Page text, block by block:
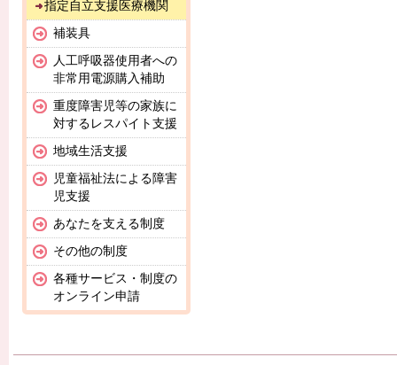
指定自立支援医療機関
補装具
人工呼吸器使用者への
非常用電源購入補助
重度障害児等の家族に
対するレスパイト支援
地域生活支援
児童福祉法による障害
児支援
あなたを支える制度
その他の制度
各種サービス・制度の
オンライン申請